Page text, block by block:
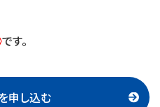
です。
申し込む